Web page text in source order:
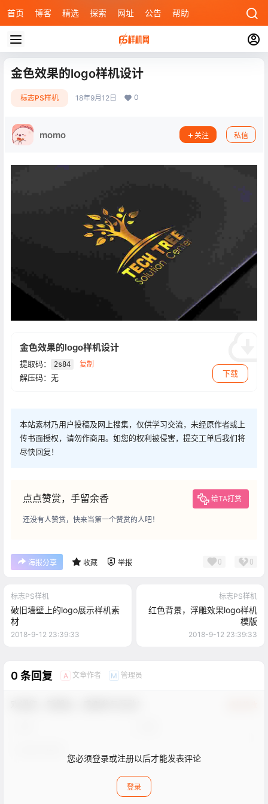
首页 博客 精选 探索 网址 公告 帮助
金色效果的logo样机设计
标志PS样机 18年9月12日 0
momo 关注 私信
金色效果的logo样机设计
提取码： 2s84 复制
解压码：无 下载
本站素材乃用户投稿及网上搜集，仅供学习交流，未经原作者或上
传书面授权，请勿作商用。如您的权利被侵害，提交工单后我们将
尽快回复！
点点赞赏，手留余香 给TA打赏
还没有人赞赏，快来当第一个赞赏的人吧！
海报分享 收藏 举报 0 0
标志PS样机
破旧墙壁上的logo展示样机素
材
2018-9-12 23:39:33
标志PS样机
红色背景，浮雕效果logo样机
模版
2018-9-12 23:39:33
0 条回复 A 文章作者 M 管理员
您必须登录或注册以后才能发表评论
登录